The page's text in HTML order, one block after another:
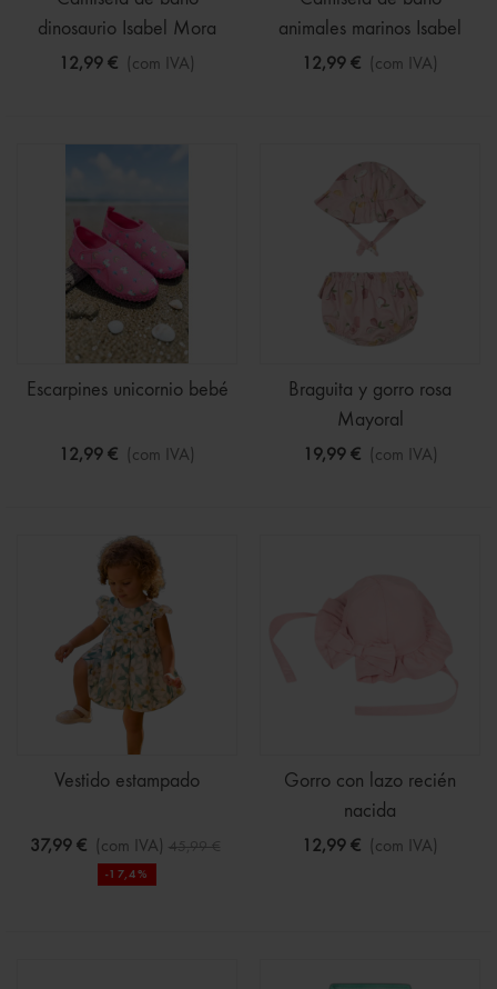
dinosaurio Isabel Mora
12,99 € (com IVA)
animales marinos Isabel
Mora
12,99 € (com IVA)
Escarpines unicornio bebé
12,99 € (com IVA)
Braguita y gorro rosa
Mayoral
19,99 € (com IVA)
Vestido estampado
37,99 € (com IVA) 45,99 €
-17,4%
Gorro con lazo recién
nacida
12,99 € (com IVA)